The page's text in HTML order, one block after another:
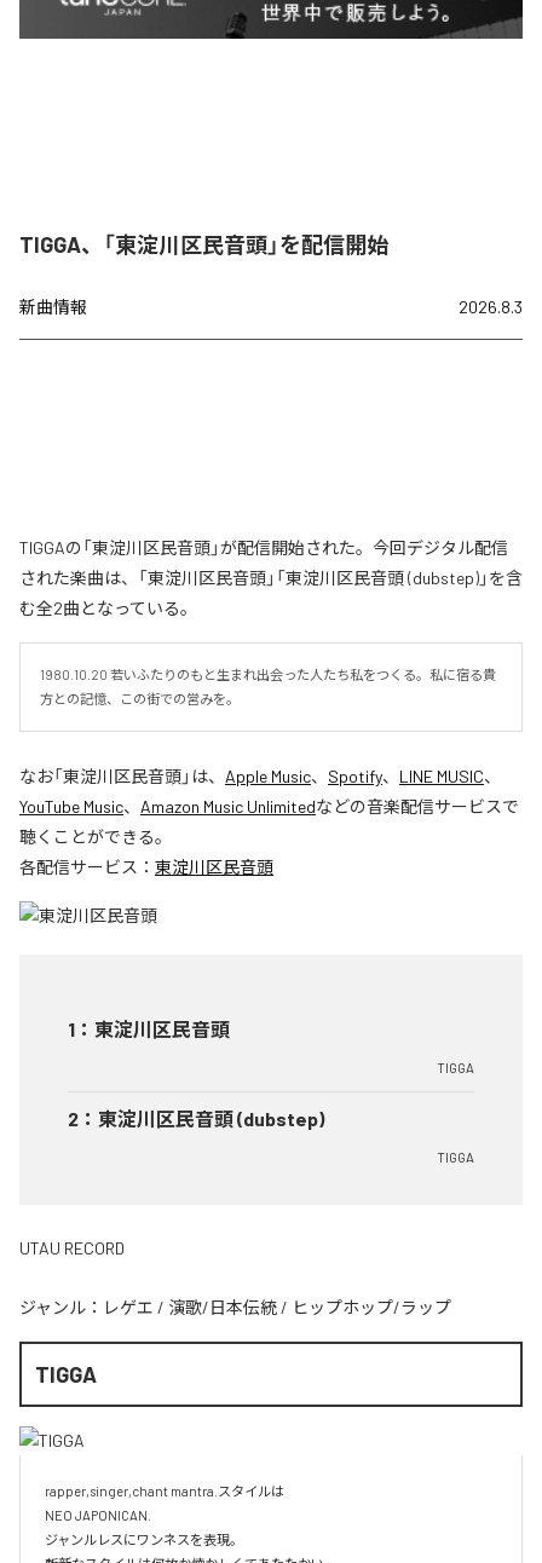
TIGGA、「東淀川区民音頭」を配信開始
新曲情報 2026.8.3
TIGGAの「東淀川区民音頭」が配信開始された。今回デジタル配信
された楽曲は、「東淀川区民音頭」「東淀川区民音頭 (dubstep)」を含
む全2曲となっている。
1980.10.20 若いふたりのもと生まれ出会った人たち私をつくる。私に宿る貴
方との記憶、この街での営みを。
なお「東淀川区民音頭」は、 Apple Music、 Spotify、 LINE MUSIC、
YouTube Music、 Amazon Music Unlimitedなどの音楽配信サービスで
聴くことができる。
各配信サービス： 東淀川区民音頭
1 ： 東淀川区民音頭
TIGGA
2 ： 東淀川区民音頭 (dubstep)
TIGGA
UTAU RECORD
ジャンル： レゲエ / 演歌/日本伝統 / ヒップホップ/ラップ
TIGGA
rapper,singer,chant mantra.スタイルは
NEO JAPONICAN.
ジャンルレスにワンネスを表現。